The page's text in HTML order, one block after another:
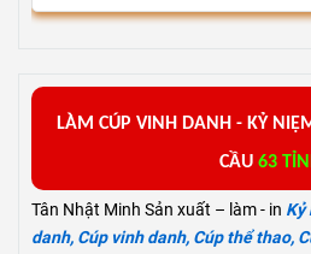
LÀM CÚP VINH DANH - KỶ
CẦU 63
Tân Nhật Minh Sản xuất – làm - in Kỷ
danh, Cúp vinh danh, Cúp thể thao,